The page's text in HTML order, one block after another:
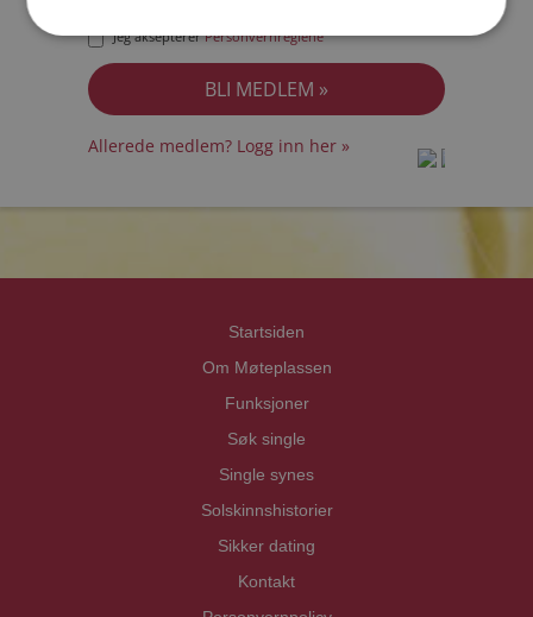
Jeg akseptererPersonvernreglene
Allerede medlem? Logg inn her »
Startsiden
Om Møteplassen
Funksjoner
Søk single
Single synes
Solskinnshistorier
Sikker dating
Kontakt